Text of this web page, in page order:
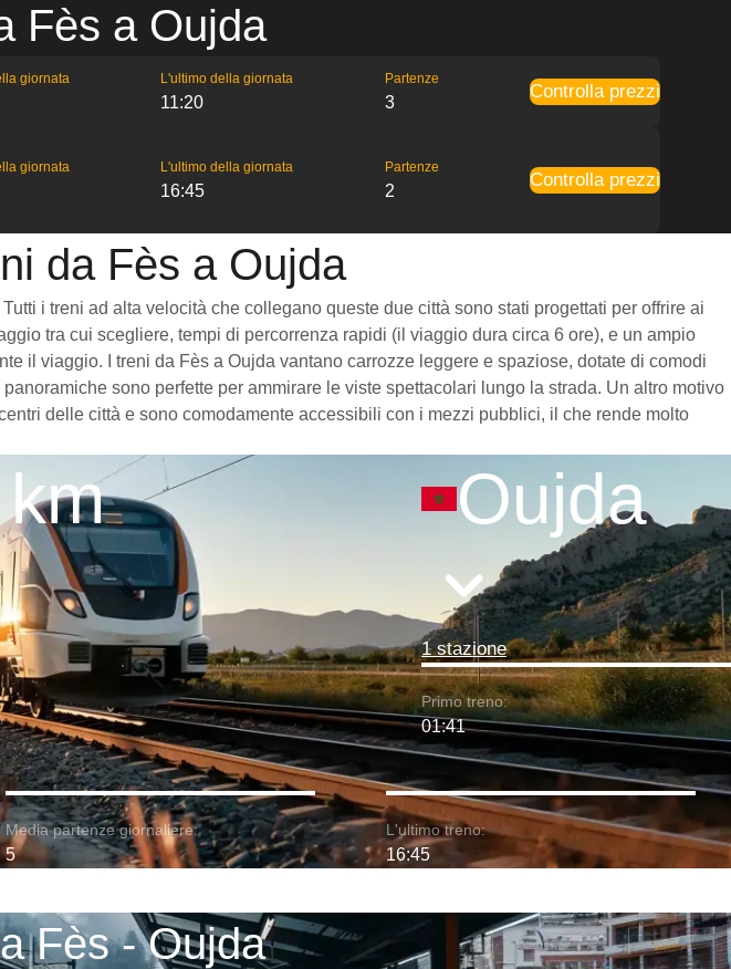
Fès a Oujda
giornata L'ultimo della giornata
11:20
Partenze
3
Controlla prezzi
giornata L'ultimo della giornata
16:45
Partenze
2
Controlla prezzi
da Fès a Oujda
i treni ad alta velocità che collegano queste due città sono stati progettati per offrire ai
tra cui scegliere, tempi di percorrenza rapidi (il viaggio dura circa 6 ore), e un ampio
il viaggio. I treni da Fès a Oujda vantano carrozze leggere e spaziose, dotate di comodi
sono perfette per ammirare le viste spettacolari lungo la strada. Un altro motivo
delle città e sono comodamente accessibili con i mezzi pubblici, il che rende molto
Oujda
1 stazione
Primo treno:
01:41
Media partenze giornaliere:
5
L'ultimo treno:
16:45
Fès - Oujda